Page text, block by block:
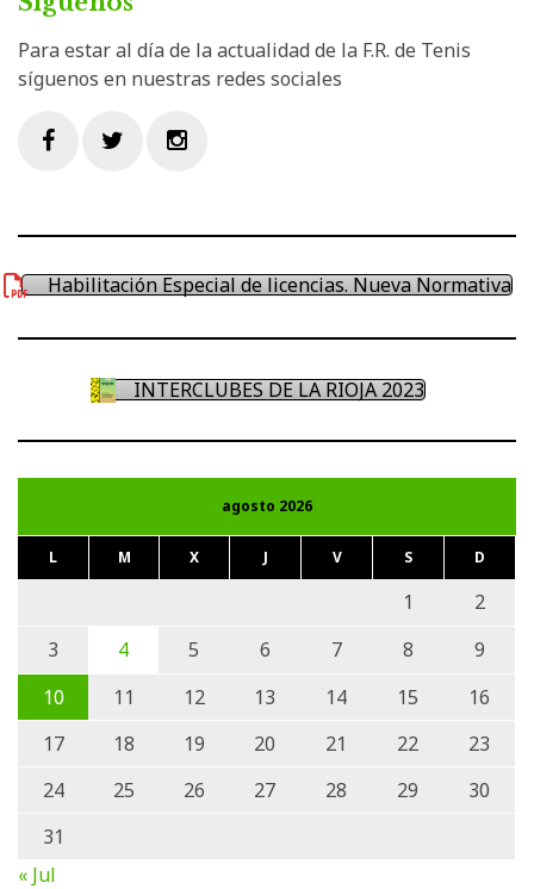
Para estar al día de la actualidad de la F.R. de Tenis
síguenos en nuestras redes sociales
Habilitación Especial de licencias. Nueva Normativa
INTERCLUBES DE LA RIOJA 2023
agosto 2026
L M X J V S D
1
2
3
4 5 6 7 8
9
10
11 12 13 14 15
16
17
18 19 20 21 22
23
24
25 26 27 28 29
30
31
« Jul